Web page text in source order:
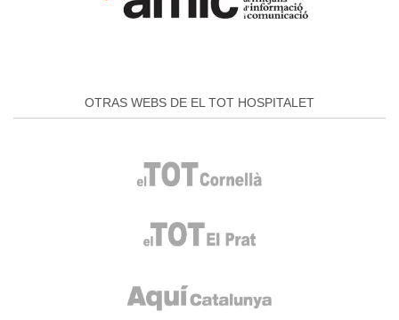
OTRAS WEBS DE EL TOT HOSPITALET